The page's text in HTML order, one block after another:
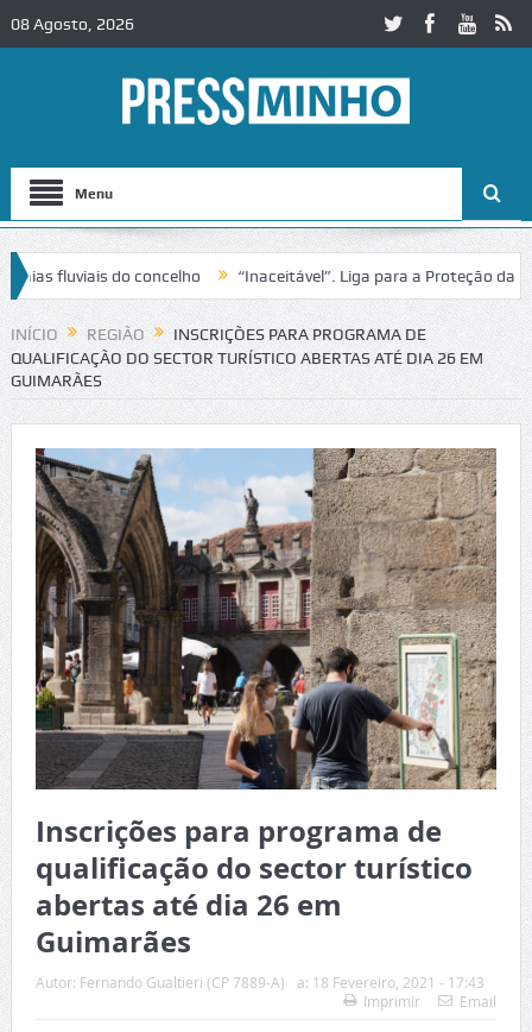
08 Agosto, 2026
Menu
fluviais do concelho “Inaceitável”. Liga para a Proteção da
no IC2 em Alcobaça Igreja do Castelo de Cerveira
INÍCIO REGIÃO
INSCRIÇÕES PARA PROGRAMA DE
QUALIFICAÇÃO DO SECTOR TURÍSTICO ABERTAS ATÉ DIA 26 EM
GUIMARÃES
Inscrições para programa de
qualificação do sector turístico
abertas até dia 26 em
Guimarães
Autor: Fernando Gualtieri (CP 7889-A) a: 18 Fevereiro, 2021 - 17:43
Imprimir
Email